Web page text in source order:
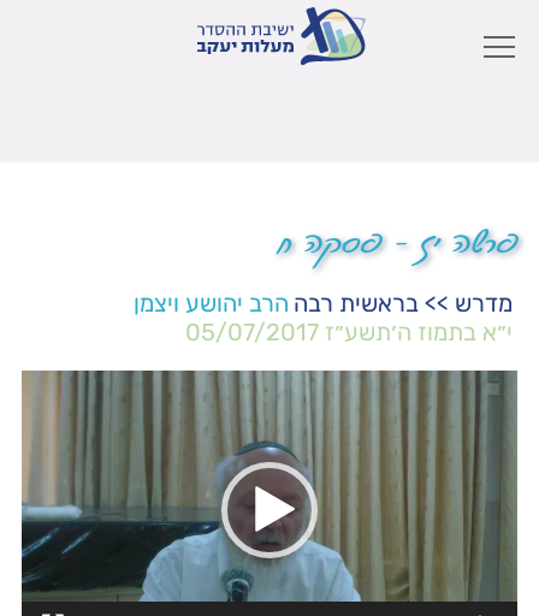
פרשה יז – פסקה ח
מדרש >> בראשית רבה הרב יהושע ויצמן
י״א בתמוז ה׳תשע״ז 05/07/2017
נגן